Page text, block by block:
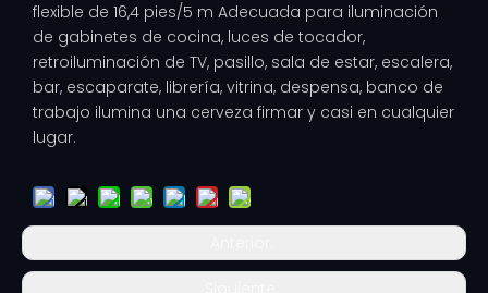
flexible de 16,4 pies/5 m Adecuada para iluminación
de gabinetes de cocina, luces de tocador,
retroiluminación de TV, pasillo, sala de estar, escalera,
bar, escaparate, librería, vitrina, despensa, banco de
trabajo ilumina una cerveza firmar y casi en cualquier
lugar.